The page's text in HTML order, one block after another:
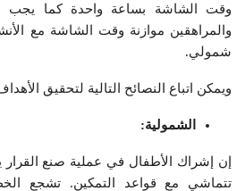
وقت الشاشة بساعة واحدة كما يجب
والمراهقين موازنة وقت الشاشة مع
شمولي.
ويمكن اتباع النصائح التالية لتحقيق
الشمولية:
إن إشراك الأطفال في عملية صنع
تتماشي مع قواعد التمكين. تشجع